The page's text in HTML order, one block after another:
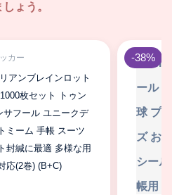
ょう。
カー
アンブレインロット
枚セット トゥン
サフール ユニークデ
ミーム 手帳 スーツ
封緘に最適 多様な用
応(2巻) (B+C)
-38%